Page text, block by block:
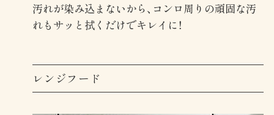
汚れが染み込まないから、コンロ周りの頑固な汚
れもサッと拭くだけでキレイに！
レンジフード